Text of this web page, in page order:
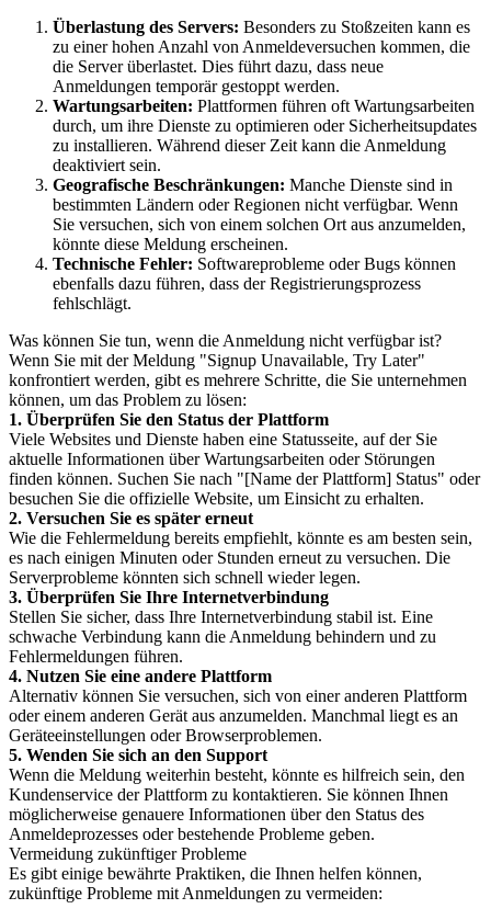
Überlastung des Servers: Besonders zu Stoßzeiten kann es
zu einer hohen Anzahl von Anmeldeversuchen kommen, die
die Server überlastet. Dies führt dazu, dass neue
Anmeldungen temporär gestoppt werden.
Wartungsarbeiten: Plattformen führen oft Wartungsarbeiten
durch, um ihre Dienste zu optimieren oder Sicherheitsupdates
zu installieren. Während dieser Zeit kann die Anmeldung
deaktiviert sein.
Geografische Beschränkungen: Manche Dienste sind in
bestimmten Ländern oder Regionen nicht verfügbar. Wenn
Sie versuchen, sich von einem solchen Ort aus anzumelden,
könnte diese Meldung erscheinen.
Technische Fehler: Softwareprobleme oder Bugs können
ebenfalls dazu führen, dass der Registrierungsprozess
fehlschlägt.
Was können Sie tun, wenn die Anmeldung nicht verfügbar ist?
Wenn Sie mit der Meldung "Signup Unavailable, Try Later"
konfrontiert werden, gibt es mehrere Schritte, die Sie unternehmen
können, um das Problem zu lösen:
1. Überprüfen Sie den Status der Plattform
Viele Websites und Dienste haben eine Statusseite, auf der Sie
aktuelle Informationen über Wartungsarbeiten oder Störungen
finden können. Suchen Sie nach "[Name der Plattform] Status" oder
besuchen Sie die offizielle Website, um Einsicht zu erhalten.
2. Versuchen Sie es später erneut
Wie die Fehlermeldung bereits empfiehlt, könnte es am besten sein,
es nach einigen Minuten oder Stunden erneut zu versuchen. Die
Serverprobleme könnten sich schnell wieder legen.
3. Überprüfen Sie Ihre Internetverbindung
Stellen Sie sicher, dass Ihre Internetverbindung stabil ist. Eine
schwache Verbindung kann die Anmeldung behindern und zu
Fehlermeldungen führen.
4. Nutzen Sie eine andere Plattform
Alternativ können Sie versuchen, sich von einer anderen Plattform
oder einem anderen Gerät aus anzumelden. Manchmal liegt es an
Geräteeinstellungen oder Browserproblemen.
5. Wenden Sie sich an den Support
Wenn die Meldung weiterhin besteht, könnte es hilfreich sein, den
Kundenservice der Plattform zu kontaktieren. Sie können Ihnen
möglicherweise genauere Informationen über den Status des
Anmeldeprozesses oder bestehende Probleme geben.
Vermeidung zukünftiger Probleme
Es gibt einige bewährte Praktiken, die Ihnen helfen können,
zukünftige Probleme mit Anmeldungen zu vermeiden: